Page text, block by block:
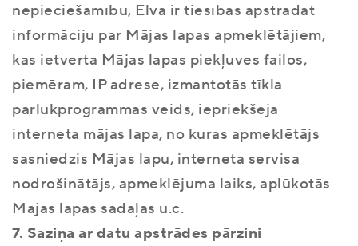
nepieciešamību, Elva ir tiesības apstrādāt
informāciju par Mājas lapas apmeklētājiem,
kas ietverta Mājas lapas piekļuves failos,
piemēram, IP adrese, izmantotās tīkla
pārlūkprogrammas veids, iepriekšējā
interneta mājas lapa, no kuras apmeklētājs
sasniedzis Mājas lapu, interneta servisa
nodrošinātājs, apmeklējuma laiks, aplūkotās
Mājas lapas sadaļas u.c.
7. Saziņa ar datu apstrādes pārzini